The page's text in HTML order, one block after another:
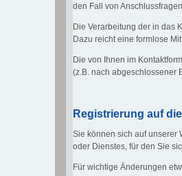
den Fall von
Die Verarbeitung der in das
Dazu reicht eine formlose
Die von Ihnen im
(z.B. nach abgeschlossener
Registrierung auf
Sie können sich auf unserer
oder Dienstes, für den Sie
Für wichtige Änderungen